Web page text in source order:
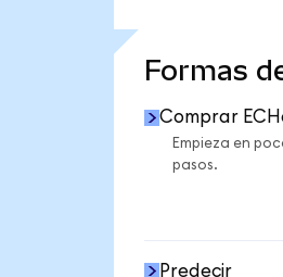
Formas
Comprar
Empieza en
pasos.
Predecir